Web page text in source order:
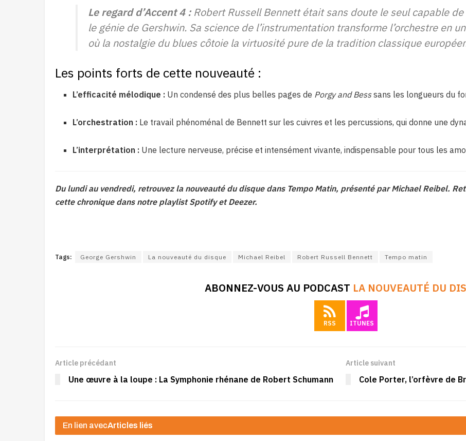
Le regard d’Accent 4 :Robert Russell Bennett était sans doute le seul capable
le génie de Gershwin. Sa science de l’instrumentation transforme l’orchestre en
où la nostalgie du blues côtoie la virtuosité pure de la tradition classique
Les points forts de cette nouveauté :
L’efficacité mélodique : Un condensé des plus belles pages de Porgy and Besssans les longueurs du
L’orchestration : Le travail phénoménal de Bennett sur les cuivres et les percussions, qui donne une
L’interprétation : Une lecture nerveuse, précise et intensément vivante, indispensable pour tous les
Du lundi au vendredi, retrouvez la nouveauté du disque dans Tempo Matin, présenté par Michael Reibel.
cette chronique dans notre playlist Spotify et Deezer.
Tags: George Gershwin La nouveauté du disque Michael Reibel Robert Russell Bennett Tempo matin
ABONNEZ-VOUS AU PODCAST LA NOUVEAUTÉ DU
RSS ITUNES
Article précédant
Une œuvre à la loupe : La Symphonie rhénane de Robert Schumann
Article suivant
Cole Porter, l’orfèvre de
En lien avecArticles liés